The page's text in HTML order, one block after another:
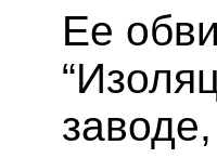
Ее